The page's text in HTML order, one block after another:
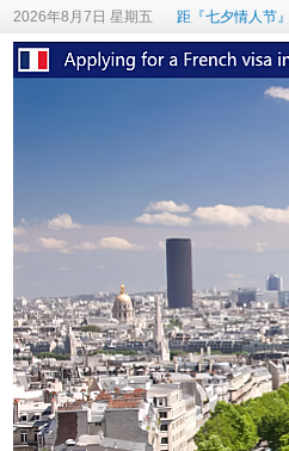
2026年8月7日 星期五 距『七夕情人节